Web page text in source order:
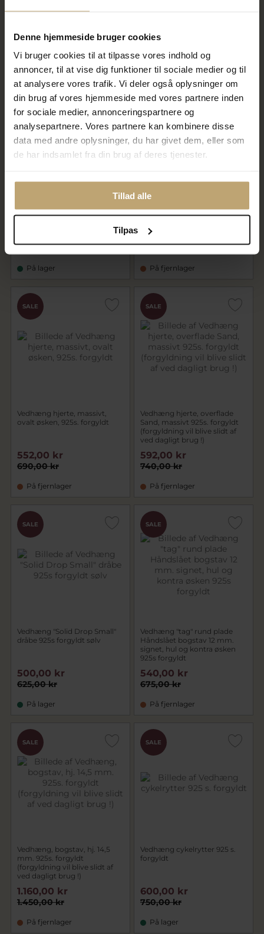
Denne hjemmeside bruger cookies
Vi bruger cookies til at tilpasse vores indhold og
annoncer, til at vise dig funktioner til sociale medier og til
at analysere vores trafik. Vi deler også oplysninger om
din brug af vores hjemmeside med vores partnere inden
for sociale medier, annonceringspartnere og
analysepartnere. Vores partnere kan kombinere disse
data med andre oplysninger, du har givet dem, eller som
de har indsamlet fra din brug af deres tjenester.
Tillad alle
Tilpas
På lager
SALE
Vedhæng dråbe, massiv 925s.
slidt af ved brug !)
965,00 kr
På lager
SALE
Vedhæng hjerte, massivt, patz
(forgyldning vil blive slidt af
975,00 kr
780,00 kr
På fjernlager
SALE
Vedhæng hjerte, massivt,
ovalt øsken, 925s. forgyldt
690,00 kr
552,00 kr
På fjernlager
SALE
Vedhæng hjerte, overflade
Sand, massivt 925s. forgyldt
(forgyldning vil blive slidt af
ved dagligt brug !)
740,00 kr
592,00 kr
På fjernlager
SALE
Vedhæng "Solid Drop Small"
dråbe 925s forgyldt sølv
625,00 kr
500,00 kr
På lager
SALE
Vedhæng "tag" rund plade
Håndslået bogstav 12 mm.
signet, hul og kontra øsken
925s forgyldt
675,00 kr
540,00 kr
På fjernlager
SALE
Vedhæng, bogstav, hj. 14,5
mm. 925s. forgyldt
(forgyldning vil blive slidt af
ved dagligt brug !)
1.450,00 kr
1.160,00 kr
På fjernlager
SALE
Vedhæng cykelrytter 925 s.
forgyldt
750,00 kr
600,00 kr
På lager